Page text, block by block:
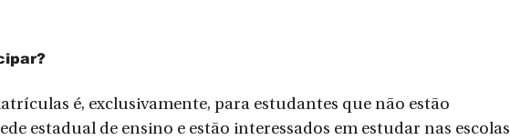
é, exclusivamente, para estudantes que não estão
estadual de ensino e estão interessados em estudar nas escolas